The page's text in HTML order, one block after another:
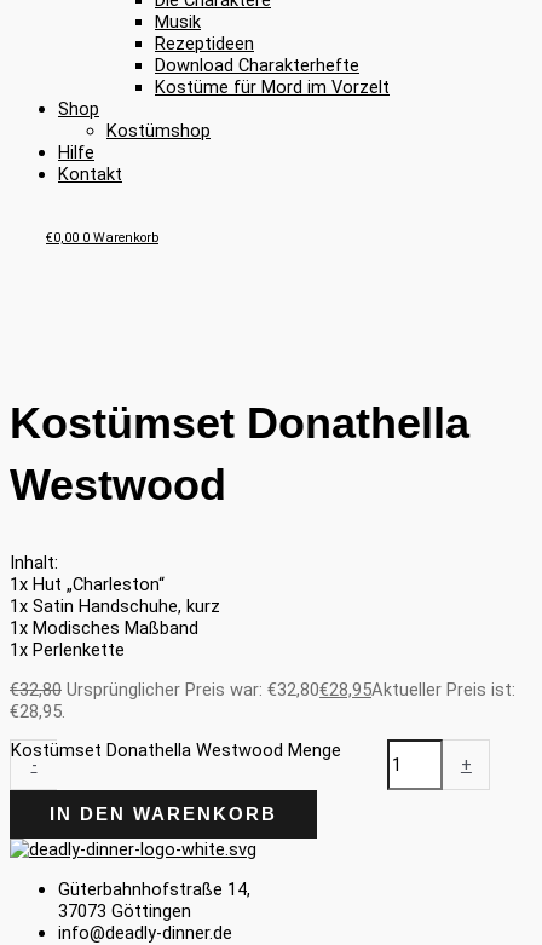
Musik
Rezeptideen
Download Charakterhefte
Kostüme für Mord im Vorzelt
Shop
Kostümshop
Hilfe
Kontakt
€0,00 0 Warenkorb
Kostümset Donathella
Westwood
Inhalt:
1x Hut „Charleston“
1x Satin Handschuhe, kurz
1x Modisches Maßband
1x Perlenkette
€32,80 Ursprünglicher Preis war: €32,80€28,95Aktueller Preis ist:
€28,95.
-
Kostümset Donathella Westwood Menge
+
IN DEN WARENKORB
Güterbahnhofstraße 14,
37073 Göttingen
info@deadly-dinner.de